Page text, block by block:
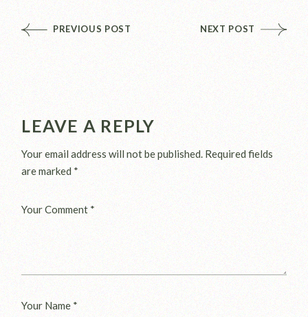
PREVIOUS POST NEXT POST
LEAVE A REPLY
Your email address will not be published. Required fields
are marked *